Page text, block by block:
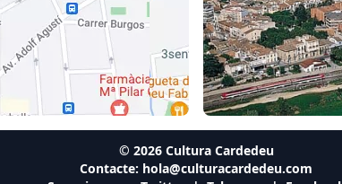
© 2026Cultura Cardedeu
Contacte: hola@culturacardedeu.com